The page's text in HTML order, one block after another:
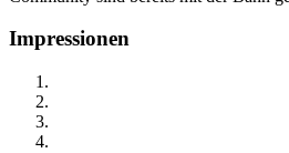
Impressionen